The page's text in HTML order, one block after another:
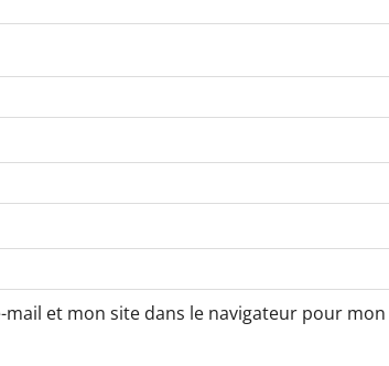
et mon site dans le navigateur pour